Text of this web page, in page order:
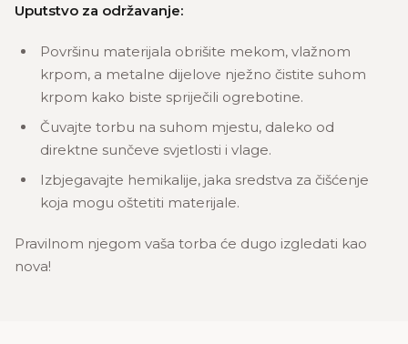
Uputstvo za održavanje:
Površinu materijala obrišite mekom, vlažnom
krpom, a metalne dijelove nježno čistite suhom
krpom kako biste spriječili ogrebotine.
Čuvajte torbu na suhom mjestu, daleko od
direktne sunčeve svjetlosti i vlage.
Izbjegavajte hemikalije, jaka sredstva za čišćenje
koja mogu oštetiti materijale.
Pravilnom njegom vaša torba će dugo izgledati kao
nova!